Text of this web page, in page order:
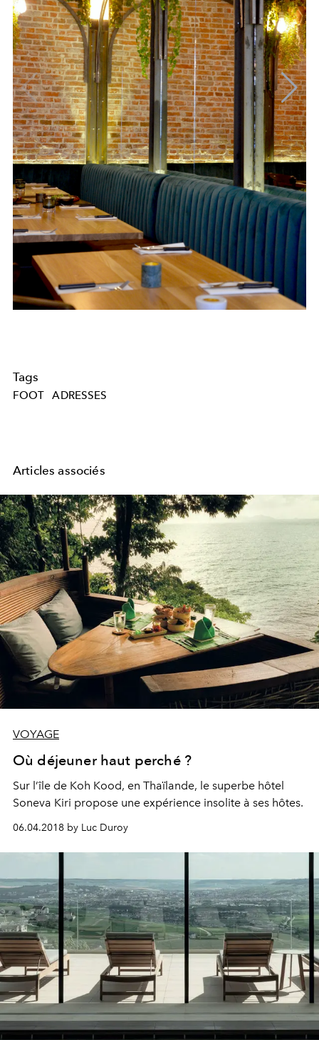
Tags
FOOT ADRESSES
Articles associés
VOYAGE
Où déjeuner haut perché ?
Sur l’île de Koh Kood, en Thaïlande, le superbe hôtel
Soneva Kiri propose une expérience insolite à ses hôtes.
06.04.2018 by Luc Duroy